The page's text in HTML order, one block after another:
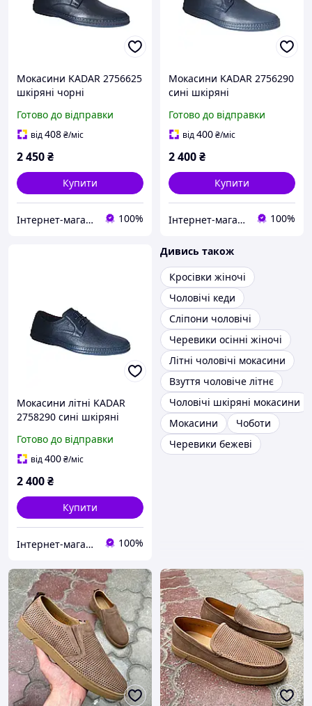
Мокасини KADAR 2756625
шкіряні чорні
Готово до відправки
від408₴/міс
2 450₴
Купити
Інтернет-магазин "Престиж" 100%
Мокасини KADAR 2756290
сині шкіряні
Готово до відправки
від400₴/міс
2 400₴
Купити
Інтернет-магазин "Престиж" 100%
Мокасини літні KADAR
2758290 сині шкіряні
Готово до відправки
від400₴/міс
2 400₴
Купити
Інтернет-магазин "Престиж" 100%
Дивись також
Кросівки жіночі
Чоловічі кеди
Сліпони чоловічі
Черевики осінні жіночі
Літні чоловічі мокасини
Взуття чоловіче літнє
Чоловічі шкіряні мокасини
Мокасини
Чоботи
Черевики бежеві